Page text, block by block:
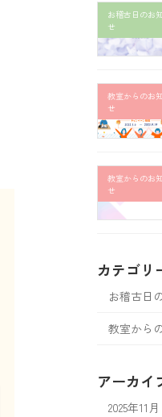
お稽古日のお
せ
教室からのお
せ
教室からのお
せ
カテゴリ
お稽古日
教室から
アーカイ
2025年11月